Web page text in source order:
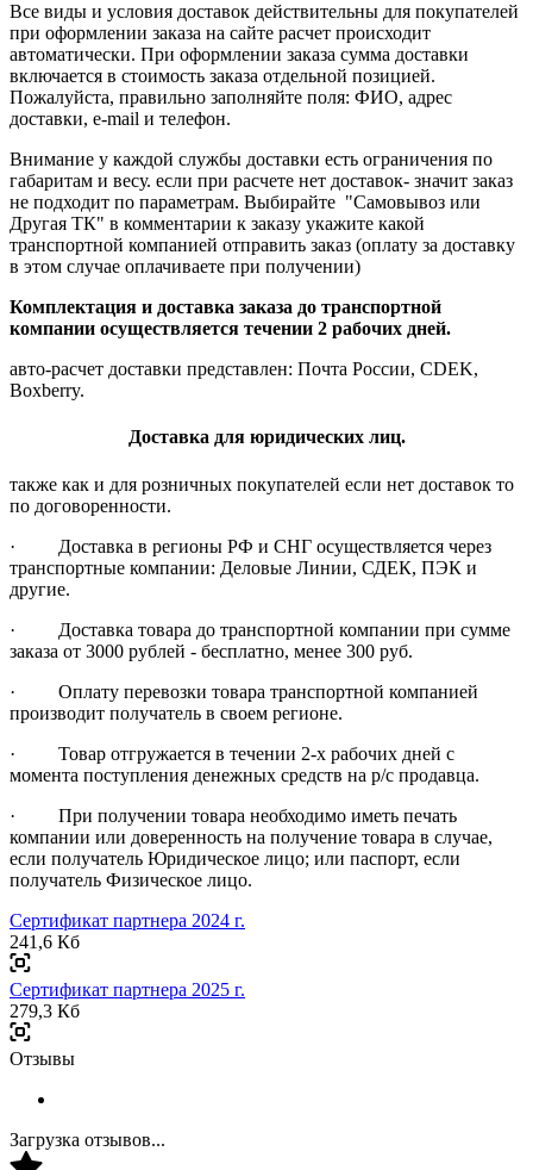
Все виды и условия доставок действительны для покупателей
при оформлении заказа на сайте расчет происходит
автоматически. При оформлении заказа сумма доставки
включается в стоимость заказа отдельной позицией.
Пожалуйста, правильно заполняйте поля: ФИО, адрес
доставки, e-mail и телефон.
Внимание у каждой службы доставки есть ограничения по
габаритам и весу. если при расчете нет доставок- значит заказ
не подходит по параметрам. Выбирайте "Самовывоз или
Другая ТК" в комментарии к заказу укажите какой
транспортной компанией отправить заказ (оплату за доставку
в этом случае оплачиваете при получении)
Комплектация и доставка заказа до транспортной
компании осуществляется течении 2 рабочих дней.
авто-расчет доставки представлен: Почта России, CDEK,
Boxberry.
Доставка для юридических лиц.
также как и для розничных покупателей если нет доставок то
по договоренности.
· Доставка в регионы РФ и СНГ осуществляется через
транспортные компании: Деловые Линии, СДЕК, ПЭК и
другие.
· Доставка товара до транспортной компании при сумме
заказа от 3000 рублей - бесплатно, менее 300 руб.
· Оплату перевозки товара транспортной компанией
производит получатель в своем регионе.
· Товар отгружается в течении 2-х рабочих дней с
момента поступления денежных средств на р/с продавца.
· При получении товара необходимо иметь печать
компании или доверенность на получение товара в случае,
если получатель Юридическое лицо; или паспорт, если
получатель Физическое лицо.
Сертификат партнера 2024 г.
241,6 Кб
Сертификат партнера 2025 г.
279,3 Кб
Отзывы
Загрузка отзывов...